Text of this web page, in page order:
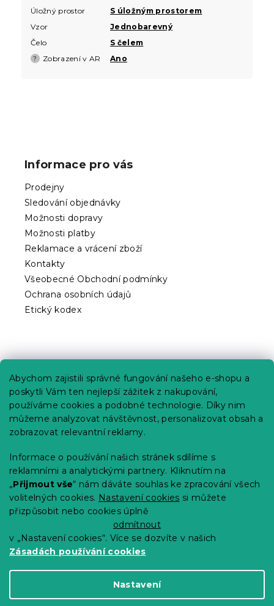
Abychom zajistili správné fungování našeho e-shopu a
poskytli Vám ten nejlepší zážitek z nakupování,
používáme cookies a podobné technologie. Díky nim
můžeme analyzovat návštěvnost, personalizovat obsah a
zobrazovat relevantní reklamy.
Informace o používání našich stránek sdílíme s
reklamními a analytickými partnery. Kliknutím na
„Přijmout vše“ nám dáváte souhlas ke zpracování všech
volitelných cookies. Nastavení cookies si můžete
přizpůsobit nebo cookies úplně
odmítnout
v „Nastavení cookies“. Více se dozvíte v našich
Zásadách používání cookies
Nastavení
Úložný prostor
S úložným prostorem
Vzor
Jednobarevný
Čelo
S čelem
? Zobrazení v AR Ano
Informace pro vás
Prodejny
Sledování objednávky
Možnosti dopravy
Možnosti platby
Reklamace a vrácení zboží
Kontakty
Všeobecné Obchodní podmínky
Ochrana osobních údajů
Etický kodex
Kariéra
Poptávky a B2B spolupráce
Proč se u nás registrovat?
Věrnostní program - Sleva až 10 %
Návody
Tabulky velikostí
Blog